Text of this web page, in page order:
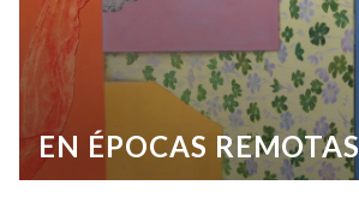
EN ÉPOCAS REMOTAS